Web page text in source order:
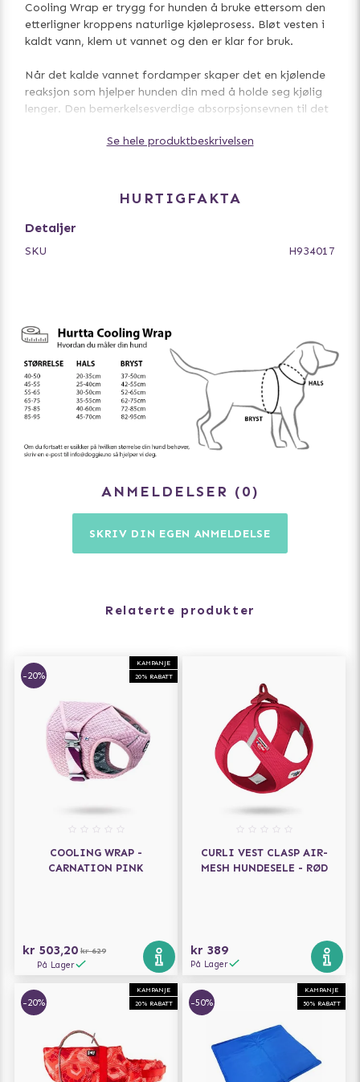
Cooling Wrap er trygg for hunden å bruke ettersom den
etterligner kroppens naturlige kjøleprosess. Bløt vesten i
kaldt vann, klem ut vannet og den er klar for bruk.
Når det kalde vannet fordamper skaper det en kjølende
reaksjon som hjelper hunden din med å holde seg kjølig
lenger. Den bemerkelsesverdige absorpsjonsevnen til det
får fuktighet til å fordampe fra kjølelaget.
hundens kropp som forbedrer kjølingen, nemlig brystet
vestens avkjølende effekt i hele kroppen.
- Kjølende mikrofiberlag
- 100% PES 3D-strikket stoff forbedrer fordampingen
- Tåler maskinvask på 40°C
- Oppfyller STANDARD 100 av OEKOTEX®
Se hele produktbeskrivelsen
HURTIGFAKTA
Detaljer
SKU H934017
ANMELDELSER 0
SKRIV DIN EGEN ANMELDELSE
Relaterte produkter
KAMPANJE
20% RABATT
-20%
COOLING WRAP -
CARNATION PINK
kr 503,20 kr 629
På Lager
CURLI VEST CLASP AIR-
MESH HUNDESELE - RØD
kr 389
På Lager
KAMPANJE
20% RABATT
-20%
KAMPANJE
50% RABATT
-50%